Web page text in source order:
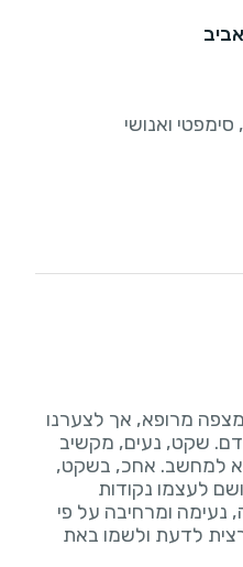
ואנושי
מרופא, אך לצערנו
שקט, נעים, מקשיב
למחשב. אחכ, בשקט,
נעימה ומרחיבה על פי
לדעת ולשמו באת